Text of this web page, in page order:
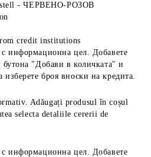
- ЧЕРВЕНО-РОЗОВ
credit institutions
с информационна цел. Добавете
бутона "Добави в количката" и
броя вноски на кредита.
Adăugați produsul în coșul
selecta detaliile cererii de
с информационна цел. Добавете